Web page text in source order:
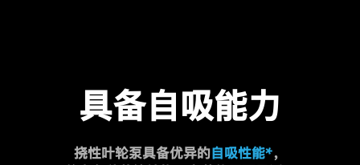
具备自吸能力
挠性叶轮泵具备优异的自吸性能*，